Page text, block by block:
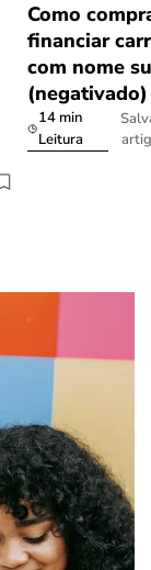
Como
financiar
com nome
(negativado)
14 min
Leitura